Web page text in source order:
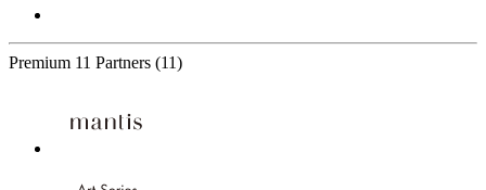
Premium 11 Partners (11)